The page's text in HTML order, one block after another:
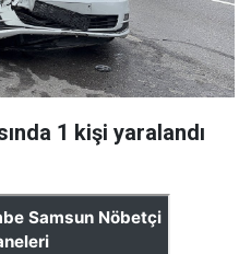
1 kişi yaralandı